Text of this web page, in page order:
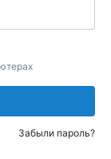
Забыли пароль?